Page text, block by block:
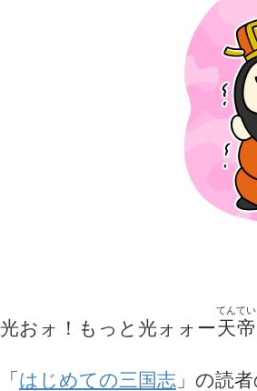
光おォ！もっと光ォォー天帝
てんてい
「 はじめての三国志 」の読